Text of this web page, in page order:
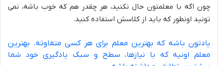
چون اگه با معلمتون حال نکنید، هر چقدر هم که خوب باشه، نمی
تونید اونطور که باید از کلاسش استفاده کنید.
یادتون باشه که بهترین معلم برای هر کسی متفاوته. بهترین
معلم اونیه که با نیازها، سطح و سبک یادگیری خود شما